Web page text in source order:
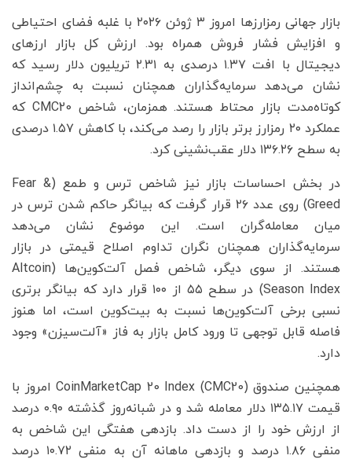
بازار جهانی رمزارزها امروز ۳ ژوئن ۲۰۲۶ با غلبه فضای احتیاطی
و افزایش فشار فروش همراه بود. ارزش کل بازار ارزهای
دیجیتال با افت ۱.۳۷ درصدی به ۲.۳۱ تریلیون دلار رسید که
نشان می‌دهد سرمایه‌گذاران همچنان نسبت به چشم‌انداز
کوتاه‌مدت بازار محتاط هستند. همزمان، شاخص CMC20 که
عملکرد ۲۰ رمزارز برتر بازار را رصد می‌کند، با کاهش ۱.۵۷ درصدی
به سطح ۱۳۶.۲۶ دلار عقب‌نشینی کرد.
در بخش احساسات بازار نیز شاخص ترس و طمع (Fear &
Greed) روی عدد ۲۶ قرار گرفت که بیانگر حاکم شدن ترس در
میان معامله‌گران است. این موضوع نشان می‌دهد
سرمایه‌گذاران همچنان نگران تداوم اصلاح قیمتی در بازار
هستند. از سوی دیگر، شاخص فصل آلت‌کوین‌ها (Altcoin
Season Index) در سطح ۵۵ از ۱۰۰ قرار دارد که بیانگر برتری
نسبی برخی آلت‌کوین‌ها نسبت به بیت‌کوین است، اما هنوز
فاصله قابل توجهی تا ورود کامل بازار به فاز «آلت‌سیزن» وجود
دارد.
همچنین صندوق CoinMarketCap 20 Index (CMC20) امروز با
قیمت ۱۳۵.۱۷ دلار معامله شد و در شبانه‌روز گذشته ۰.۹۰ درصد
از ارزش خود را از دست داد. بازدهی هفتگی این شاخص به
منفی ۱.۸۶ درصد و بازدهی ماهانه آن به منفی ۱۰.۷۲ درصد